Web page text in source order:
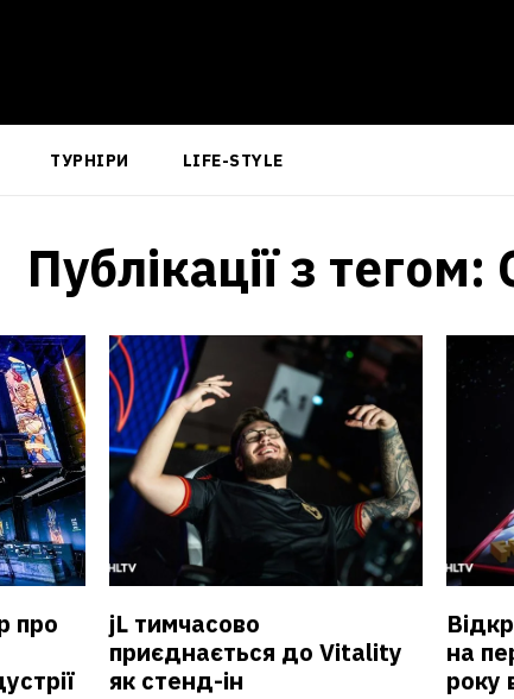
ТУРНІРИ LIFE-STYLE
Публікації з тегом:
про
jL тимчасово
приєднається до Vitality
як стенд-ін
на
року